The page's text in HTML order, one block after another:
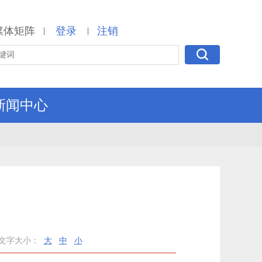
体矩阵 | 登录 | 注销
闻中心
字大小： 大 中 小